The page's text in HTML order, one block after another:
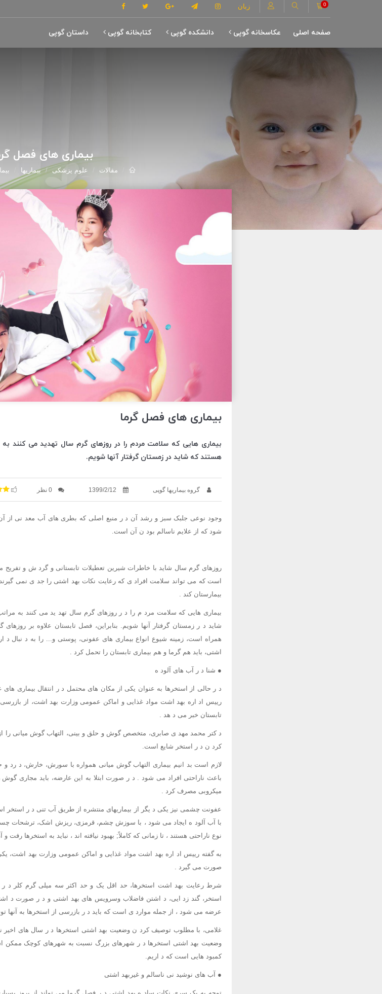
زبان 0
صفحه اصلی عکاسخانه گوپی دانشکده گوپی کتابخانه گوپی داستان گوپی
بیماری های فصل
مقالات علوم پزشکی بیماریها
بیماری های فصل گرما
بیماری هایی که سلامت مردم را در روزهای گرم سال تهدید می کنند
هستند که شاید در زمستان گرفتار آنها شویم.
گروه بیماریها گوپی 1399/2/12 0 نظر
وجود نوعی جلبک سبز و رشد آن د ر منبع اصلی که بطری های آب معد نی
شود که از علایم ناسالم بود ن آن است.
روزهای گرم سال شاید با خاطرات شیرین تعطیلات تابستانی و گرد ش و تفریح
است که می تواند سلامت افراد ی که رعایت نکات بهد اشتی را جد ی نمی گیرند ،
بیمارستان کند .
بیماری هایی که سلامت مرد م را د ر روزهای گرم سال تهد ید می کنند به
شاید د ر زمستان گرفتار آنها شویم. بنابراین، فصل تابستان علاوه بر
همراه است، زمینه شیوع انواع بیماری های عفونی، پوستی و... را به د نبال
اشتی، باید هم گرما و هم بیماری تابستان را تحمل کرد .
● شنا د ر آب های آلود ه
د ر حالی از استخرها به عنوان یکی از مکان های محتمل د ر انتقال بیماری
رییس اد اره بهد اشت مواد غذایی و اماکن عمومی وزارت بهد اشت، از
تابستان خبر می د هد .
د کتر محمد مهد ی صابری، متخصص گوش و حلق و بینی، التهاب گوش میانی را
کرد ن د ر استخر شایع است.
لازم است بد انیم بیماری التهاب گوش میانی همواره با سورش، خارش، د
باعث ناراحتی افراد می شود . د ر صورت ابتلا به این عارضه، باید مجاری
میکروبی مصرف کرد .
عفونت چشمی نیز یکی د یگر از بیماریهای منتشره از طریق آب تنی د ر
با آب آلود ه ایجاد می شود ، با سوزش چشم، قرمزی، ریزش اشک، ترشحات
نوع ناراحتی هستند ، تا زمانی که کاملاً; بهبود نیافته اند ، نباید به استخرها رفت و
به گفته رییس اد اره بهد اشت مواد غذایی و اماکن عمومی وزارت بهد اشت،
صورت می گیرد .
شرط رعایت بهد اشت استخرها، حد اقل یک و حد اکثر سه میلی گرم کلر
استخر، گند زد ایی، د اشتن فاضلاب وسرویس های بهد اشتی و د ر صورت د
عرضه می شود ، از جمله موارد ی است که باید د ر بازرسی از استخرها به آنها
غلامی، با مطلوب توصیف کرد ن وضعیت بهد اشتی استخرها د ر سال های اخیر
وضعیت بهد اشتی استخرها د ر شهرهای بزرگ نسبت به شهرهای کوچک ممکن
کمبود هایی است که د اریم.
● آب های نوشید نی ناسالم و غیربهد اشتی